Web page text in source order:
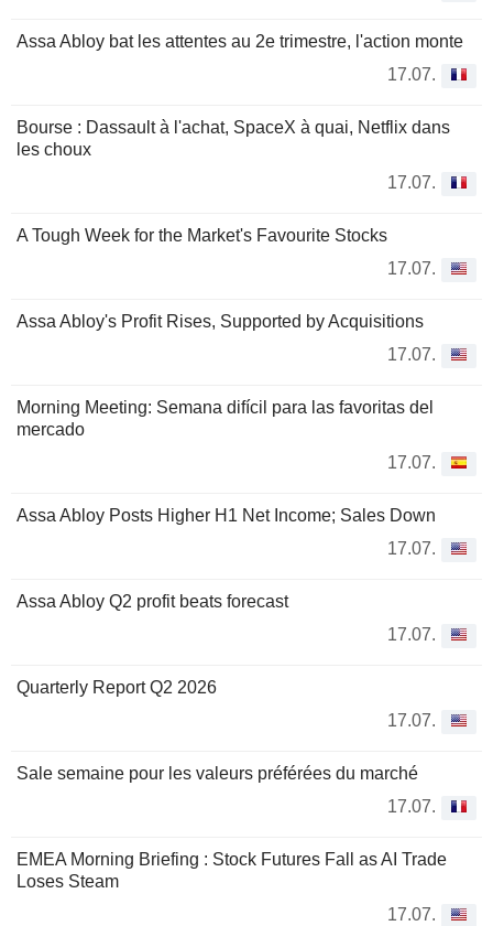
Assa Abloy bat les attentes au 2e trimestre, l'action monte
17.07.
Bourse : Dassault à l'achat, SpaceX à quai, Netflix dans
les choux
17.07.
A Tough Week for the Market's Favourite Stocks
17.07.
Assa Abloy's Profit Rises, Supported by Acquisitions
17.07.
Morning Meeting: Semana difícil para las favoritas del
mercado
17.07.
Assa Abloy Posts Higher H1 Net Income; Sales Down
17.07.
Assa Abloy Q2 profit beats forecast
17.07.
Quarterly Report Q2 2026
17.07.
Sale semaine pour les valeurs préférées du marché
17.07.
EMEA Morning Briefing : Stock Futures Fall as AI Trade
Loses Steam
17.07.